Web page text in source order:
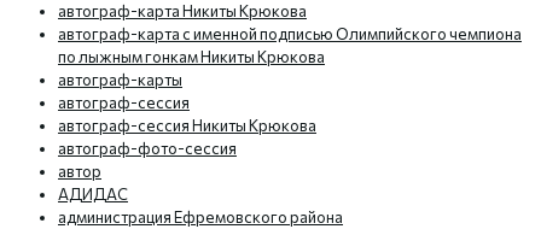
автограф-карта Никиты Крюкова
автограф-карта с именной подписью Олимпийского чемпиона
по лыжным гонкам Никиты Крюкова
автограф-карты
автограф-сессия
автограф-сессия Никиты Крюкова
автограф-фото-сессия
автор
АДИДАС
администрация Ефремовского района